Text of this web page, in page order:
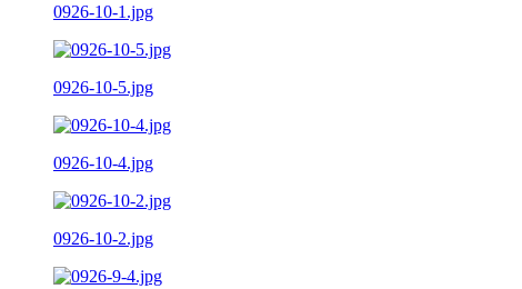
0926-10-1.jpg
0926-10-5.jpg
0926-10-4.jpg
0926-10-2.jpg